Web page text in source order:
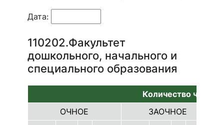
Дата:
110202.Факультет
дошкольного, начального и
специального образования
Количество
ОЧНОЕ
ЗАОЧНОЕ